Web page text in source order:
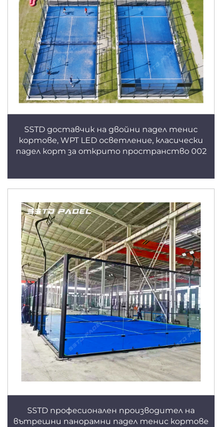
SSTD доставчик на двойни падел тенис
кортове, WPT LED осветление, класически
падел корт за открито пространство 002
SSTD професионален производител на
вътрешни панорамни падел тенис кортове